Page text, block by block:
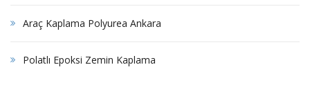
Araç Kaplama Polyurea Ankara
Polatlı Epoksi Zemin Kaplama